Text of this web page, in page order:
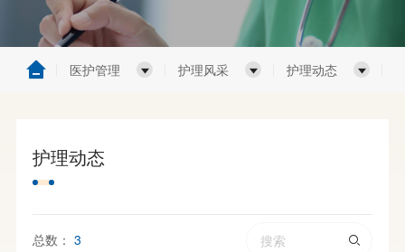
医护管理 护理风采 护理动态
护理动态
总数： 3